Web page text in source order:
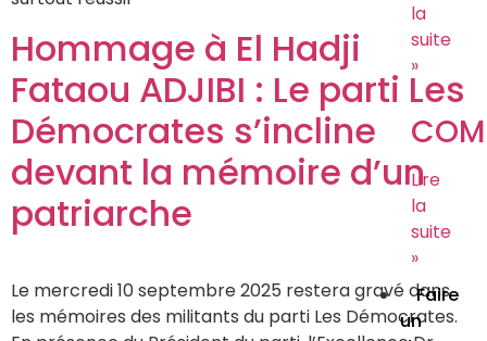
la
suite
»
Lire
la
suite
»
Faire
un
Hommage à El Hadji
Fataou ADJIBI : Le parti Les
Démocrates s’incline
devant la mémoire d’un
patriarche
Le mercredi 10 septembre 2025 restera gravé dans
les mémoires des militants du parti Les Démocrates.